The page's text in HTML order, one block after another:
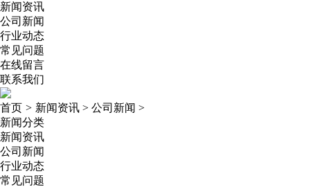
新闻资讯
公司新闻
行业动态
常见问题
在线留言
联系我们
首页 > 新闻资讯 > 公司新闻 >
新闻分类
新闻资讯
公司新闻
行业动态
常见问题